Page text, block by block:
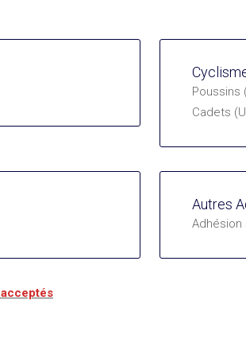
Poussins
Cadets
Autres
Adhésion